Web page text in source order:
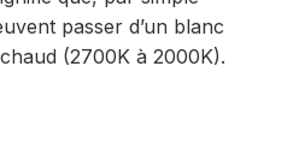
passer d’un blanc
(2700K à 2000K).